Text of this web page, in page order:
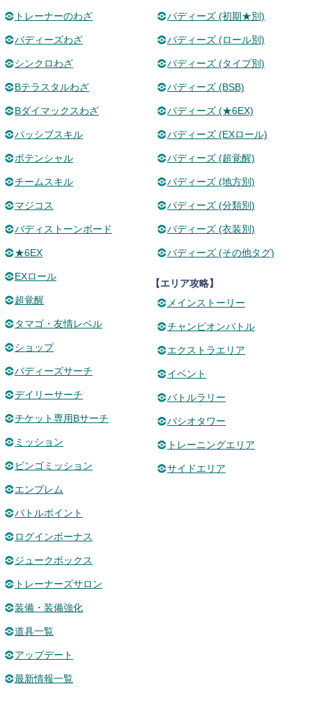
トレーナーのわざ
バディーズわざ
シンクロわざ
Bテラスタルわざ
Bダイマックスわざ
パッシブスキル
ポテンシャル
チームスキル
マジコス
バディストーンボード
★6EX
EXロール
超覚醒
タマゴ・友情レベル
ショップ
バディーズサーチ
デイリーサーチ
チケット専用Bサーチ
ミッション
ビンゴミッション
エンブレム
バトルポイント
ログインボーナス
ジュークボックス
トレーナーズサロン
装備・装備強化
道具一覧
アップデート
最新情報一覧
バディーズ (初期★別)
バディーズ (ロール別)
バディーズ (タイプ別)
バディーズ (BSB)
バディーズ (★6EX)
バディーズ (EXロール)
バディーズ (超覚醒)
バディーズ (地方別)
バディーズ (分類別)
バディーズ (衣装別)
バディーズ (その他タグ)
【エリア攻略】
メインストーリー
チャンピオンバトル
エクストラエリア
イベント
バトルラリー
パシオタワー
トレーニングエリア
サイドエリア